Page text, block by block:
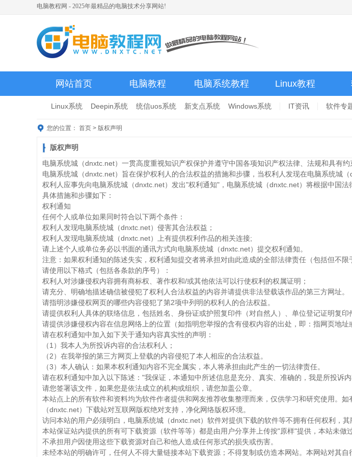
电脑教程网 - 2025年最精品的电脑技术分享网站!
网站首页 电脑教程 电脑系统教程 Linux教程
Linux系统 Deepin系统 统信uos系统 新支点系统 Windows系统 IT资讯 软件专
您的位置： 首页 > 版权声明
版权声明
电脑系统城（dnxtc.net）一贯高度重视知识产权保护并遵守中国各项知识产权法律、法规和具有
电脑系统城（dnxtc.net）旨在保护权利人的合法权益的措施和步骤，当权利人发现在电脑系统城
权利人应事先向电脑系统城（dnxtc.net）发出"权利通知"，电脑系统城（dnxtc.net）将根据中国法
具体措施和步骤如下：
权利通知
任何个人或单位如果同时符合以下两个条件：
权利人发现电脑系统城（dnxtc.net）侵害其合法权益；
权利人发现电脑系统城（dnxtc.net）上有提供权利作品的相关连接;
请上述个人或单位务必以书面的通讯方式向电脑系统城（dnxtc.net）提交权利通知。
注意：如果权利通知的陈述失实，权利通知提交者将承担对由此造成的全部法律责任（包括但不限
请使用以下格式（包括各条款的序号）：
权利人对涉嫌侵权内容拥有商标权、著作权和/或其他依法可以行使权利的权属证明；
请充分、明确地描述确信被侵犯了权利人合法权益的内容并请提供非法登载该作品的第三方网址。
请指明涉嫌侵权网页的哪些内容侵犯了第2项中列明的权利人的合法权益。
请提供权利人具体的联络信息，包括姓名、身份证或护照复印件（对自然人）、单位登记证明复印
请提供涉嫌侵权内容在信息网络上的位置（如指明您举报的含有侵权内容的出处，即：指网页地
请在权利通知中加入如下关于通知内容真实性的声明：
（1）我本人为所投诉内容的合法权利人；
（2）在我举报的第三方网页上登载的内容侵犯了本人相应的合法权益。
（3）本人确认：如果本权利通知内容不完全属实，本人将承担由此产生的一切法律责任。
请在权利通知中加入以下陈述："我保证，本通知中所述信息是充分、真实、准确的，我是所投诉
请您签署该文件，如果您是依法成立的机构或组织，请您加盖公章。
本站点上的所有软件和资料均为软件作者提供和网友推荐收集整理而来，仅供学习和研究使用。
（dnxtc.net）下载站对互联网版权绝对支持，净化网络版权环境。
访问本站的用户必须明白，电脑系统城（dnxtc.net）软件对提供下载的软件等不拥有任何权利，其
本站保证站内提供的所有可下载资源（软件等等）都是由用户分享并上传按"原样"提供，本站未
不承担用户因使用这些下载资源对自己和他人造成任何形式的损失或伤害。
未经本站的明确许可，任何人不得大量链接本站下载资源；不得复制或仿造本网站。本网站对其